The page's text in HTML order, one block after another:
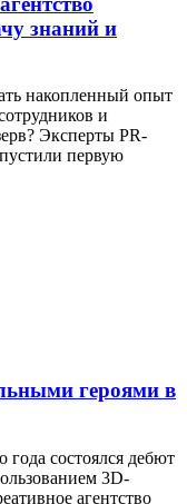
знаний и
накопленный опыт
и
Эксперты PR-
первую
героями в
года состоялся дебют
3D-
агентство